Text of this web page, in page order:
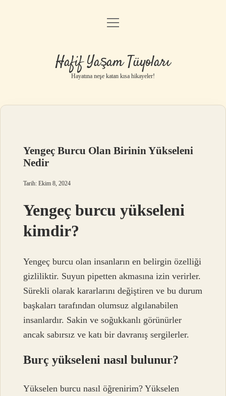
Anasayfa
Yasal Uyarı
menüyü
Hafif Yaşam Tüyoları
Hayatına neşe katan kısa hikayeler!
Yengeç Burcu Olan Birinin Yükseleni
Nedir
Tarih: Ekim 8, 2024
Yengeç burcu yükseleni
kimdir?
Yengeç burcu olan insanların en belirgin özelliği
gizliliktir. Suyun pipetten akmasına izin verirler.
Sürekli olarak kararlarını değiştiren ve bu durum
başkaları tarafından olumsuz algılanabilen
insanlardır. Sakin ve soğukkanlı görünürler
ancak sabırsız ve katı bir davranış sergilerler.
Burç yükseleni nasıl bulunur?
Yükselen burcu nasıl öğrenirim? Yükselen